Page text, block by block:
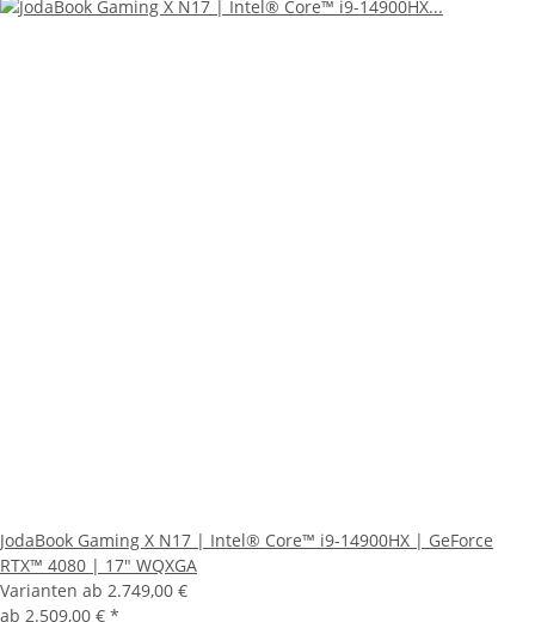
JodaBook Gaming X N17 | Intel® Core™ i9-14900HX | GeForce
RTX™ 4080 | 17" WQXGA
Varianten ab 2.749,00 €
ab 2.509,00 € *